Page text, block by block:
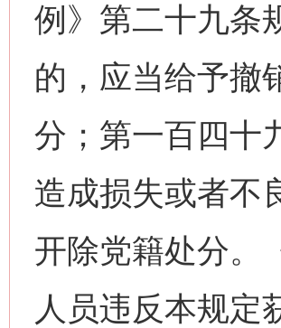
例》第二十九条
的，应当给予撤
分；第一百四十
造成损失或者不
开除党籍处分。
人员违反本规定